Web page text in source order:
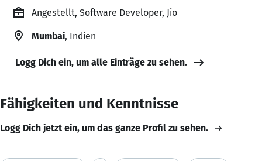
Angestellt, Software Developer, Jio
Mumbai, Indien
Logg Dich ein, um alle Einträge zu sehen.
Fähigkeiten und Kenntnisse
Logg Dich jetzt ein, um das ganze Profil zu sehen.